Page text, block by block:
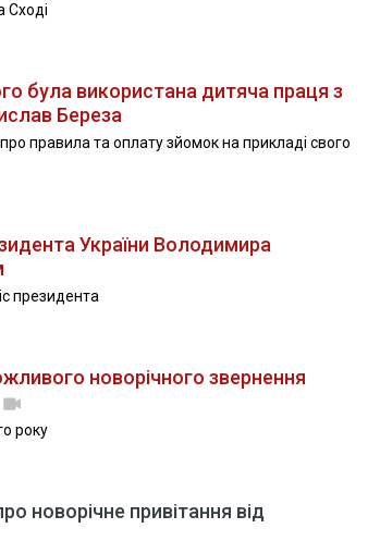
Сході
була використана дитяча праця з
Береза
правила та оплату зйомок на прикладі свого
України Володимира
президента
новорічного звернення
року
новорічне привітання від